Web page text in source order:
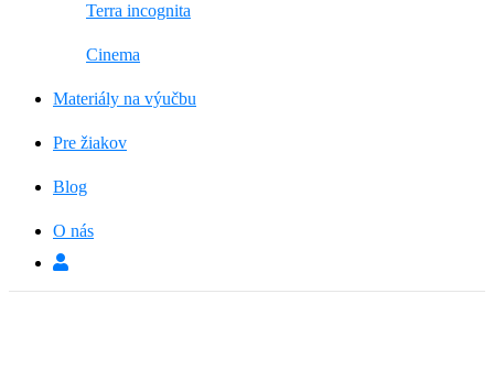
Terra incognita
Cinema
Materiály na výučbu
Pre žiakov
Blog
O nás